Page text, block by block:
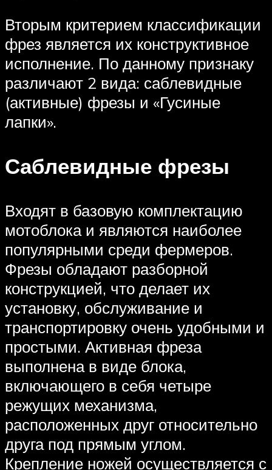
Вторым критерием классификации
фрез является их конструктивное
исполнение. По данному признаку
различают 2 вида: саблевидные
(активные) фрезы и «Гусиные
лапки».
Саблевидные фрезы
Входят в базовую комплектацию
мотоблока и являются наиболее
популярными среди фермеров.
Фрезы обладают разборной
конструкцией, что делает их
установку, обслуживание и
транспортировку очень удобными и
простыми. Активная фреза
выполнена в виде блока,
включающего в себя четыре
режущих механизма,
расположенных друг относительно
друга под прямым углом.
Крепление ножей осуществляется с